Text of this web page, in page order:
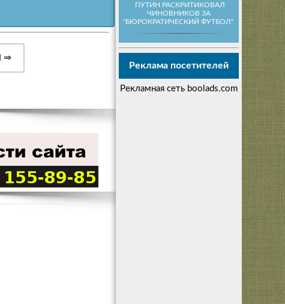
ПУТИН РАСКРИТИКОВАЛ
ЧИНОВНИКОВ ЗА
"БЮРОКРАТИЧЕСКИЙ ФУТБОЛ"
Реклама посетителей
Рекламная сеть boolads.com
⇒